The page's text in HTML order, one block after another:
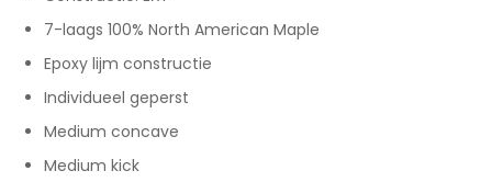
7-laags 100% North American Maple
Epoxy lijm constructie
Individueel geperst
Medium concave
Medium kick